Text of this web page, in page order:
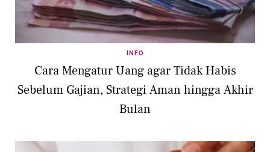
INFO
Cara Mengatur Uang agar Tidak Habis
Sebelum Gajian, Strategi Aman hingga Akhir
Bulan